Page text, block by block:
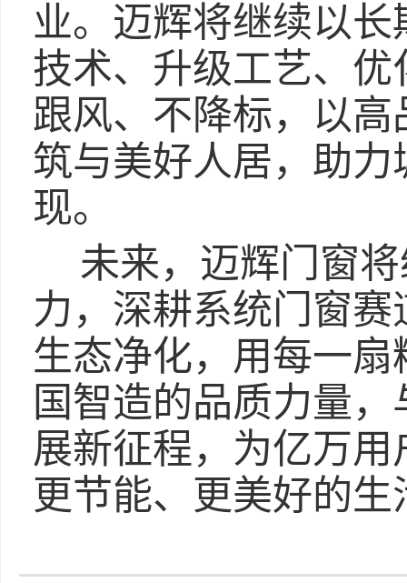
业。迈辉将继续以
技术、升级工艺、
跟风、不降标，以
筑与美好人居，助
现。
未来，迈辉门窗
力，深耕系统门窗
生态净化，用每一
国智造的品质力量
展新征程，为亿万
更节能、更美好的